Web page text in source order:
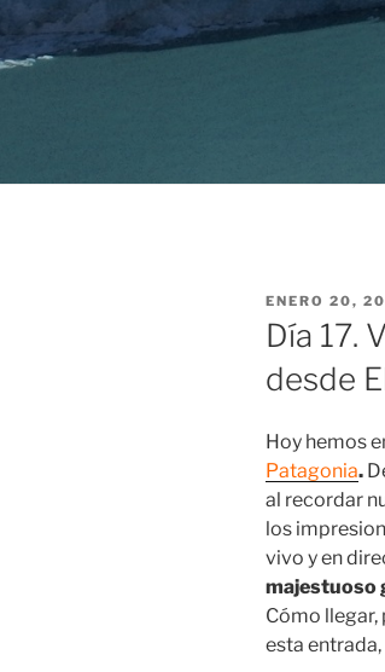
PUBLICADO
EL
ENERO 20,
Día 17.
desde
Hoy hemos
Patagonia.
al recordar
los
vivo y en
majestuoso
Cómo
esta